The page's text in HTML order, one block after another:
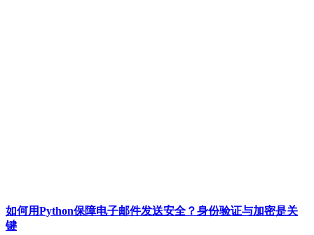
如何用Python保障电子邮件发送安全？身份验证与加密是关
键